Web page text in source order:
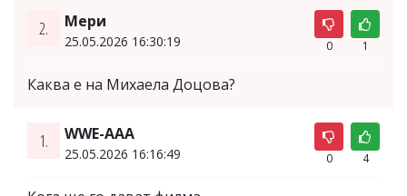
2. Мери
25.05.2026 16:30:19 0 1
Каква е на Михаела Доцова?
1. WWE-AAA
25.05.2026 16:16:49 0 4